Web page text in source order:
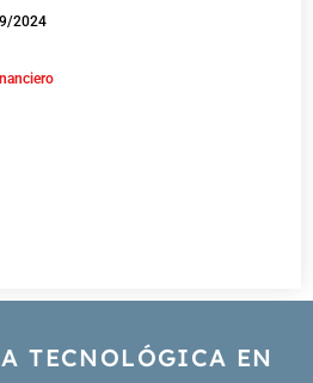
2024
TECNOLÓGICA EN